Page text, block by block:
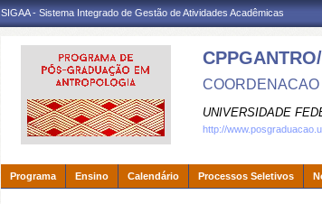
SIGAA - Sistema Integrado de Gestão de Atividades Acadêmicas
UNIVERSIDADE
http://
Programa Ensino Calendário Processos Seletivos